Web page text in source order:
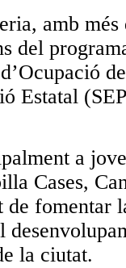
amb més
del
Estatal
a
Cases,
de fomentar
la ciutat.